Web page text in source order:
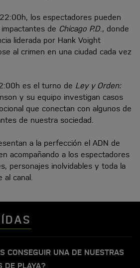
los espectadores pueden
de Chicago P.D., donde
liderada por Hank Voight
al crimen en una ciudad cada vez
es el turno de Ley y Orden:
y su equipo investigan casos
que conectan con algunos de
de nuestra sociedad.
a la perfección el ADN de
acompañando a los espectadores
personajes inolvidables y toda la
canal.
CONSEGUIR UNA DE NUESTRAS
DE PLAYA?